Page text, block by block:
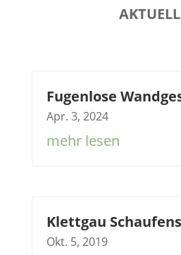
Fugenlose
Apr. 3, 2024
mehr lesen
Klettgau
Okt. 5, 2019